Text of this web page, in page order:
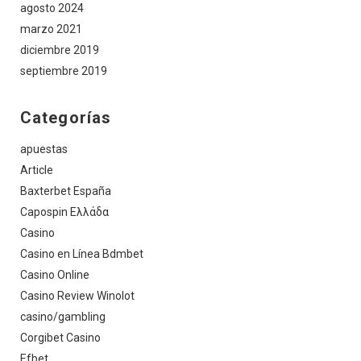
agosto 2024
marzo 2021
diciembre 2019
septiembre 2019
Categorías
apuestas
Article
Baxterbet España
Capospin Ελλάδα
Casino
Casino en Línea Bdmbet
Casino Online
Casino Review Winolot
casino/gambling
Corgibet Casino